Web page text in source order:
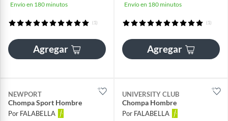
Envío en 180 minutos
(1)
Agregar
Envío en 180 minutos
(1)
Agregar
NEWPORT
Chompa Sport Hombre
Por FALABELLA
UNIVERSITY CLUB
Chompa Hombre
Por FALABELLA